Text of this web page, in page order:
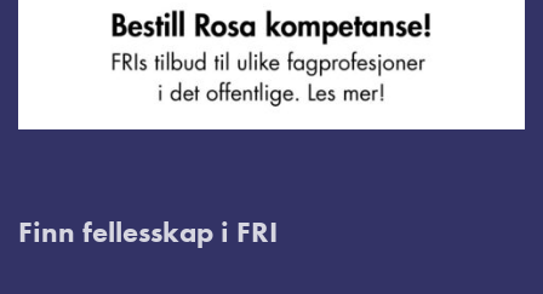
Finn fellesskap i FRI